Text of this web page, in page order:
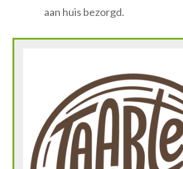
aan huis bezorgd.